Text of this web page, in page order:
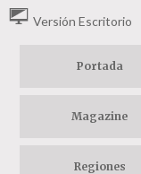
Versión Escritorio
Portada
Magazine
Regiones